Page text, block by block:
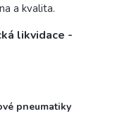
a kvalita.
likvidace -
pneumatiky